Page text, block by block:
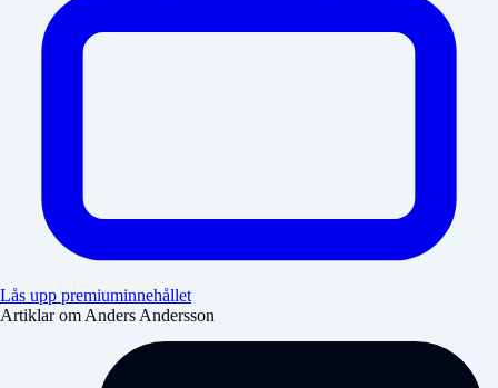
Lås upp premiuminnehållet
Artiklar om Anders Andersson